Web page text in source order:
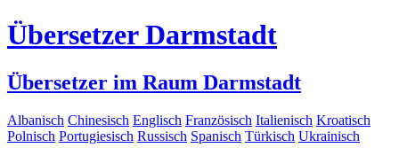
Übersetzer Darmstadt
Übersetzer im Raum Darmstadt
Albanisch Chinesisch Englisch Französisch Italienisch Kroatisch
Polnisch Portugiesisch Russisch Spanisch Türkisch Ukrainisch